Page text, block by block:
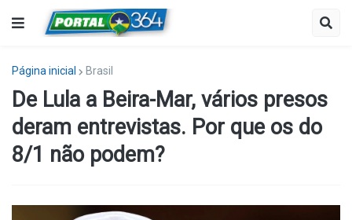
Página inicial Brasil
De Lula a Beira-Mar, vários presos
deram entrevistas. Por que os do
8/1 não podem?